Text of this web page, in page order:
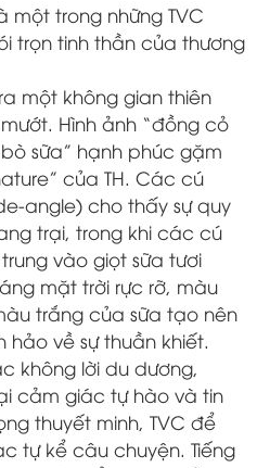
một trong những TVC
trọn tinh thần của thương
một không gian thiên
Hình ảnh “đồng cỏ
sữa” hạnh phúc gặm
của TH. Các cú
angle) cho thấy sự quy
trại, trong khi các cú
vào giọt sữa tươi
mặt trời rực rỡ, màu
trắng của sữa tạo nên
về sự thuần khiết.
không lời du dương,
cảm giác tự hào và tin
thuyết minh, TVC để
tự kể câu chuyện. Tiếng